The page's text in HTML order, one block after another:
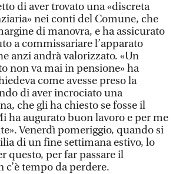
di aver trovato una «discreta
nei conti del Comune, che
di manovra, e ha assicurato
a commissariare l’apparato
anzi andrà valorizzato. «Un
non va mai in pensione» ha
come avesse preso la
di aver incrociato una
che gli ha chiesto se fosse il
ha augurato buon lavoro e per me
Venerdì pomeriggio, quando si
di un fine settimana estivo, lo
questo, per far passare il
c’è tempo da perdere.